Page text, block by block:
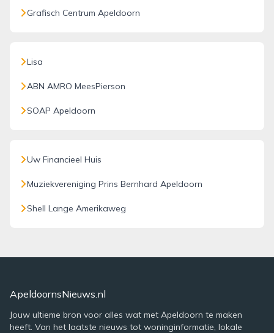
Grafisch Centrum Apeldoorn
Lisa
ABN AMRO MeesPierson
SOAP Apeldoorn
Uw Financieel Huis
Muziekvereniging Prins Bernhard Apeldoorn
Shell Lange Amerikaweg
ApeldoornsNieuws.nl
Jouw ultieme bron voor alles wat met Apeldoorn te maken
heeft. Van het laatste nieuws tot woninginformatie, lokale